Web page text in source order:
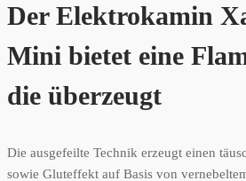
Der Elektrokamin
Mini bietet eine
die überzeugt
Die ausgefeilte Technik erzeugt einen
sowie Gluteffekt auf Basis von